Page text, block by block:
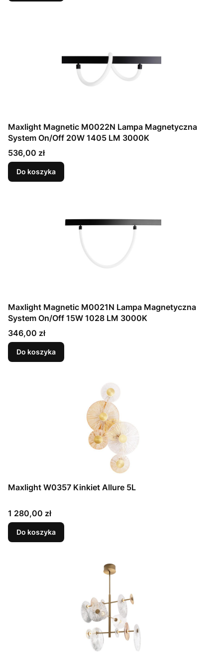
Maxlight Magnetic M0022N Lampa Magnetyczna
System On/Off 20W 1405 LM 3000K
Cena
536,00 zł
Do koszyka
Maxlight Magnetic M0021N Lampa Magnetyczna
System On/Off 15W 1028 LM 3000K
Cena
346,00 zł
Do koszyka
Maxlight W0357 Kinkiet Allure 5L
Cena
1 280,00 zł
Do koszyka